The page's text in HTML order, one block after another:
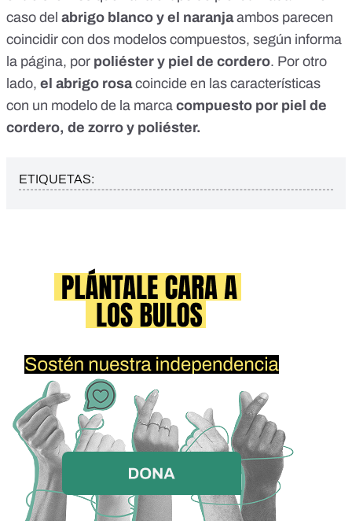
caso del abrigo blanco y el naranja ambos parecen
coincidir con dos modelos compuestos, según informa
la página, por poliéster y piel de cordero. Por otro
lado, el abrigo rosacoincide en las características
con un modelo de la marca compuesto por piel de
cordero, de zorro y poliéster.
ETIQUETAS: